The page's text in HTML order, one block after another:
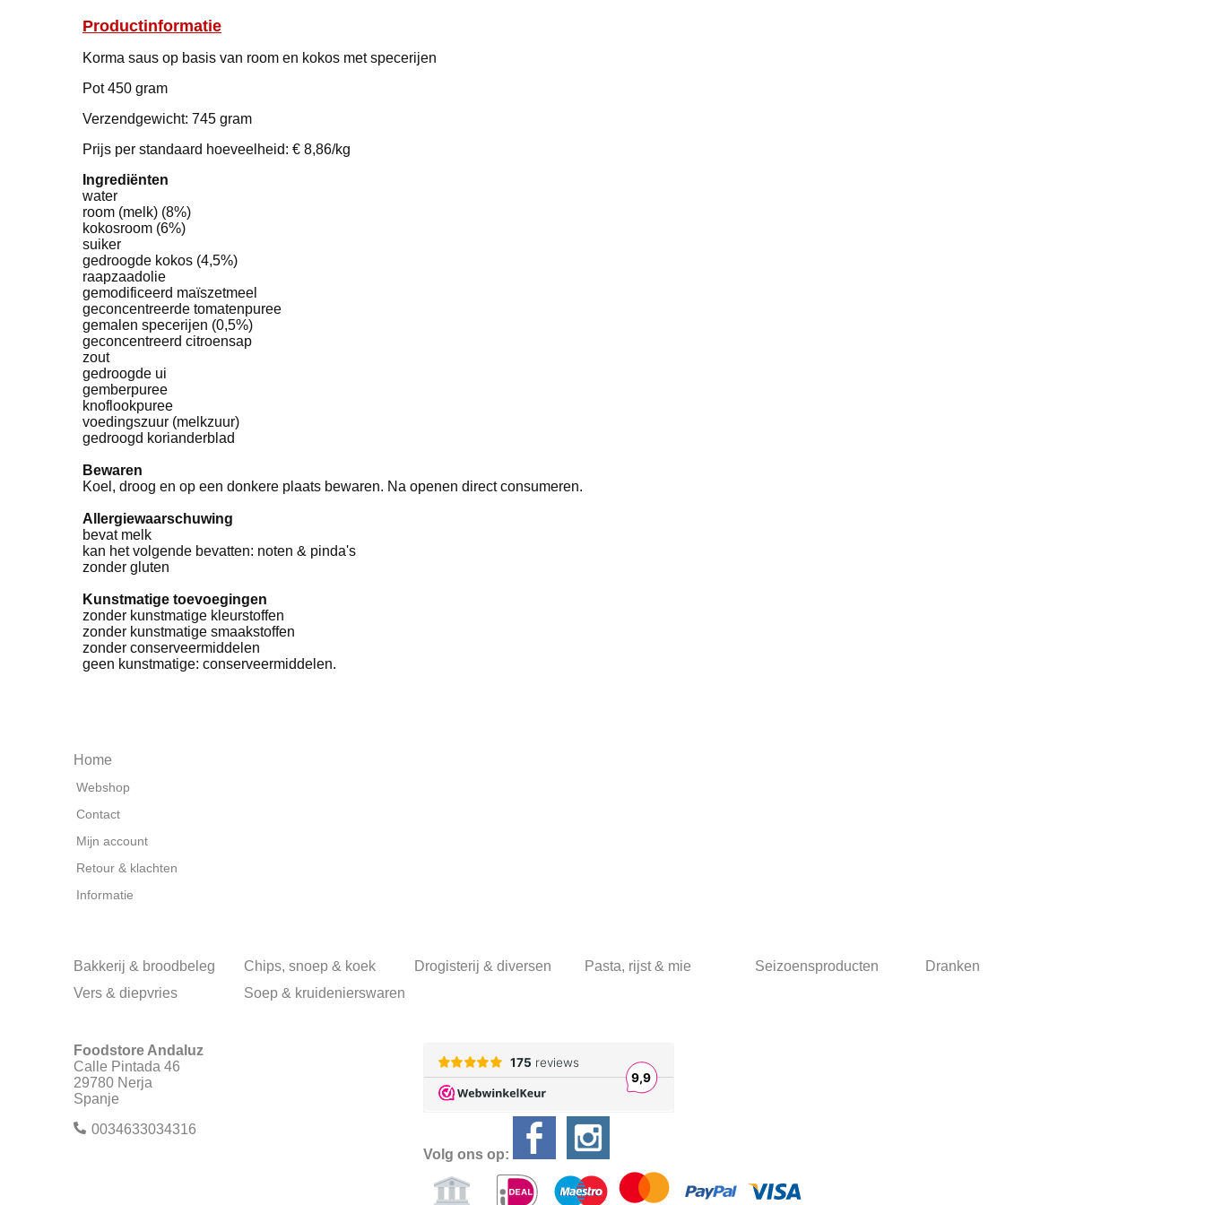
Productinformatie
Korma saus op basis van room en kokos met specerijen
Pot 450 gram
Verzendgewicht: 745 gram
Prijs per standaard hoeveelheid: € 8,86/kg
Ingrediënten
water
room (melk) (8%)
kokosroom (6%)
suiker
gedroogde kokos (4,5%)
raapzaadolie
gemodificeerd maïszetmeel
geconcentreerde tomatenpuree
gemalen specerijen (0,5%)
geconcentreerd citroensap
zout
gedroogde ui
gemberpuree
knoflookpuree
voedingszuur (melkzuur)
gedroogd korianderblad
Bewaren
Koel, droog en op een donkere plaats bewaren. Na openen direct consumeren.
Allergiewaarschuwing
bevat melk
kan het volgende bevatten: noten & pinda's
zonder gluten
Kunstmatige toevoegingen
zonder kunstmatige kleurstoffen
zonder kunstmatige smaakstoffen
zonder conserveermiddelen
geen kunstmatige: conserveermiddelen.
Home
Webshop
Contact
Mijn account
Retour & klachten
Informatie
Bakkerij & broodbeleg Chips, snoep & koek Drogisterij & diversen Pasta, rijst & mie Seizoensproducten
Dranken
Vers & diepvries
Soep & kruidenierswaren
Foodstore Andaluz
Calle Pintada 46
29780 Nerja
Spanje
0034633034316
Volg ons op: